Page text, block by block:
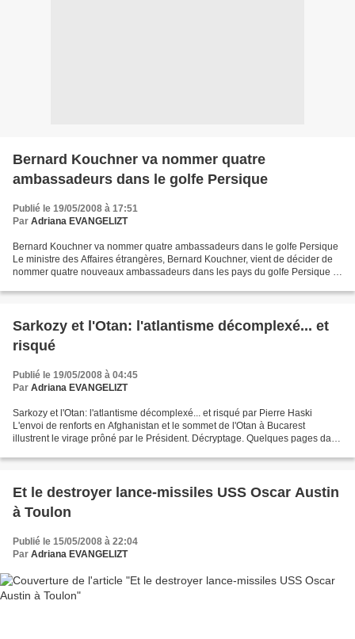
Bernard Kouchner va nommer quatre
ambassadeurs dans le golfe Persique
Publié le 19/05/2008 à 17:51
Par Adriana EVANGELIZT
Bernard Kouchner va nommer quatre ambassadeurs dans le golfe Persique
Le ministre des Affaires étrangères, Bernard Kouchner, vient de décider de
nommer quatre nouveaux ambassadeurs dans les pays du golfe Persique ,
Sarkozy et l'Otan: l'atlantisme décomplexé... et
risqué
Publié le 19/05/2008 à 04:45
Par Adriana EVANGELIZT
Sarkozy et l'Otan: l'atlantisme décomplexé... et risqué par Pierre Haski
L'envoi de renforts en Afghanistan et le sommet de l'Otan à Bucarest
illustrent le virage prôné par le Président. Décryptage. Quelques pages dans
Et le destroyer lance-missiles USS Oscar Austin
à Toulon
Publié le 15/05/2008 à 22:04
Par Adriana EVANGELIZT